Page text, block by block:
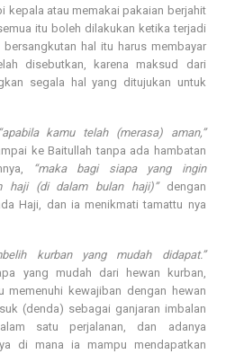
kepala atau memakai pakaian berjahit
itu boleh dilakukan ketika terjadi
hal itu harus membayar
disebutkan, karena maksud dari
segala hal yang ditujukan untuk
“apabila kamu telah (merasa) aman,”
ke Baitullah tanpa ada hambatan
“maka bagi siapa yang ingin
haji (di dalam bulan haji)”dengan
Haji, dan ia menikmati tamattu nya
kurban yang mudah didapat.”
yang mudah dari hewan kurban,
memenuhi kewajiban dengan hewan
(denda) sebagai ganjaran imbalan
satu perjalanan, dan adanya
di mana ia mampu mendapatkan